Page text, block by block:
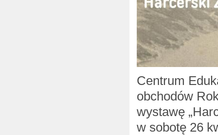
Centrum
obchodów
wystawę
w sobotę 26